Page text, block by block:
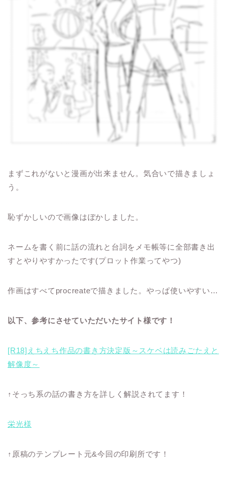
まずこれがないと漫画が出来ません。気合いで描きましょ
う。
恥ずかしいので画像はぼかしました。
ネームを書く前に話の流れと台詞をメモ帳等に全部書き出
すとやりやすかったです(プロット作業ってやつ)
作画はすべてprocreateで描きました。やっぱ使いやすい…
以下、参考にさせていただいたサイト様です！
[R18]えちえち作品の書き方決定版～スケベは読みごたえと
解像度～
↑そっち系の話の書き方を詳しく解説されてます！
栄光様
↑原稿のテンプレート元&今回の印刷所です！